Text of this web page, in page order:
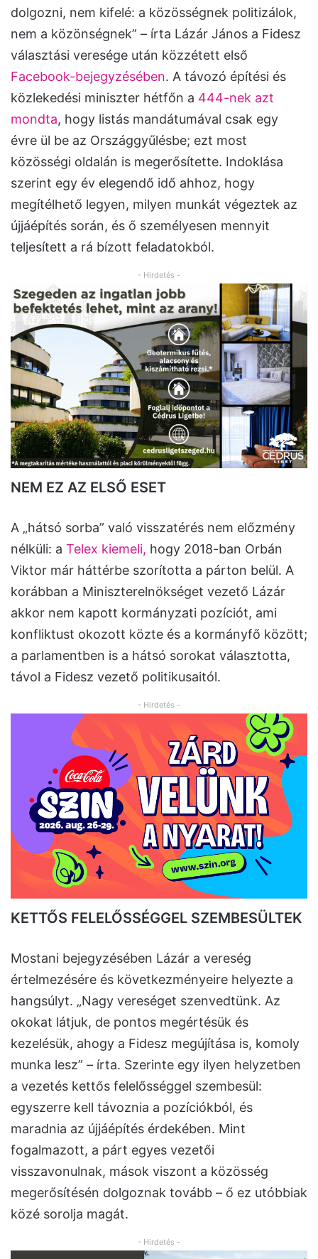
dolgozni, nem kifelé: a közösségnek politizálok,
nem a közönségnek” – írta Lázár János a Fidesz
választási veresége után közzétett első
Facebook-bejegyzésében. A távozó építési és
közlekedési miniszter hétfőn a 444-nek azt
mondta, hogy listás mandátumával csak egy
évre ül be az Országgyűlésbe; ezt most
közösségi oldalán is megerősítette. Indoklása
szerint egy év elegendő idő ahhoz, hogy
megítélhető legyen, milyen munkát végeztek az
újjáépítés során, és ő személyesen mennyit
teljesített a rá bízott feladatokból.
- Hirdetés -
NEM EZ AZ ELSŐ ESET
A „hátsó sorba” való visszatérés nem előzmény
nélküli: a Telex kiemeli, hogy 2018-ban Orbán
Viktor már háttérbe szorította a párton belül. A
korábban a Miniszterelnökséget vezető Lázár
akkor nem kapott kormányzati pozíciót, ami
konfliktust okozott közte és a kormányfő között;
a parlamentben is a hátsó sorokat választotta,
távol a Fidesz vezető politikusaitól.
- Hirdetés -
KETTŐS FELELŐSSÉGGEL SZEMBESÜLTEK
Mostani bejegyzésében Lázár a vereség
értelmezésére és következményeire helyezte a
hangsúlyt. „Nagy vereséget szenvedtünk. Az
okokat látjuk, de pontos megértésük és
kezelésük, ahogy a Fidesz megújítása is, komoly
munka lesz” – írta. Szerinte egy ilyen helyzetben
a vezetés kettős felelősséggel szembesül:
egyszerre kell távoznia a pozíciókból, és
maradnia az újjáépítés érdekében. Mint
fogalmazott, a párt egyes vezetői
visszavonulnak, mások viszont a közösség
megerősítésén dolgoznak tovább – ő ez utóbbiak
közé sorolja magát.
- Hirdetés -